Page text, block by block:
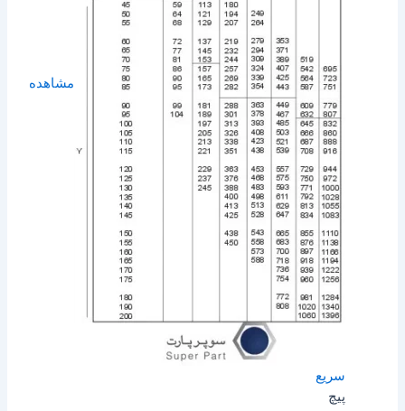
مشاهده
سریع
پیچ